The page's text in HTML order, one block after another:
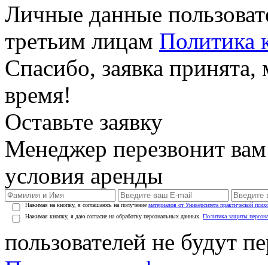
Личные данные
третьим лицам Политика
Спасибо, заявка
время!
Оставьте заявку
Менеджер перезвонит
условия аренды
Нажимая на кнопку, я соглашаюсь на получение материалов от Университета практической
Нажимая кнопку, я даю согласие на обработку персональных данных. Политика защиты
пользователей не будут